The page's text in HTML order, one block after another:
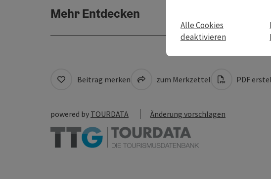
Mehr Entdecken
Beitrag merken zum Merkzettel PDF
powered by TOURDATA Änderung vorschlagen
Alle Cookies
deaktivieren